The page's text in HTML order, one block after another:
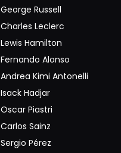
George Russell
Charles Leclerc
Lewis Hamilton
Fernando Alonso
Andrea Kimi Antonelli
Isack Hadjar
Oscar Piastri
Carlos Sainz
Sergio Pérez